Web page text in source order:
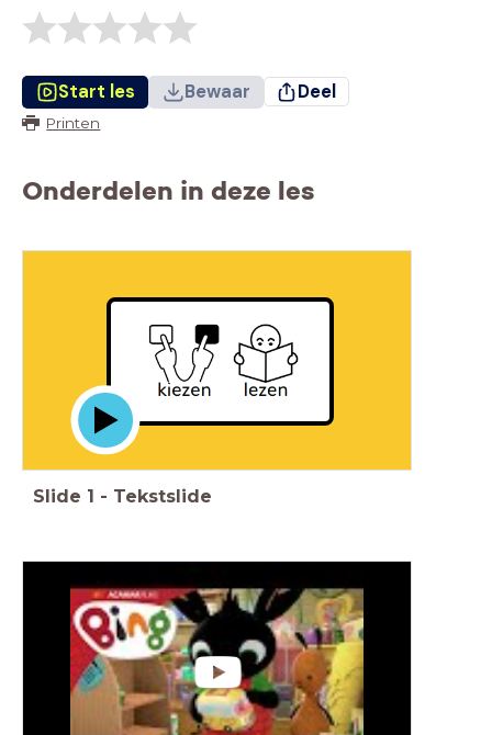
Start les Bewaar Deel
Printen
Onderdelen in deze les
Slide 1 - Tekstslide